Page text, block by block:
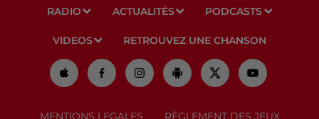
RADIO ACTUALITÉS PODCASTS
VIDEOS RETROUVEZ UNE CHANSON
MENTIONS LEGALES RÈGLEMENT DES JEUX